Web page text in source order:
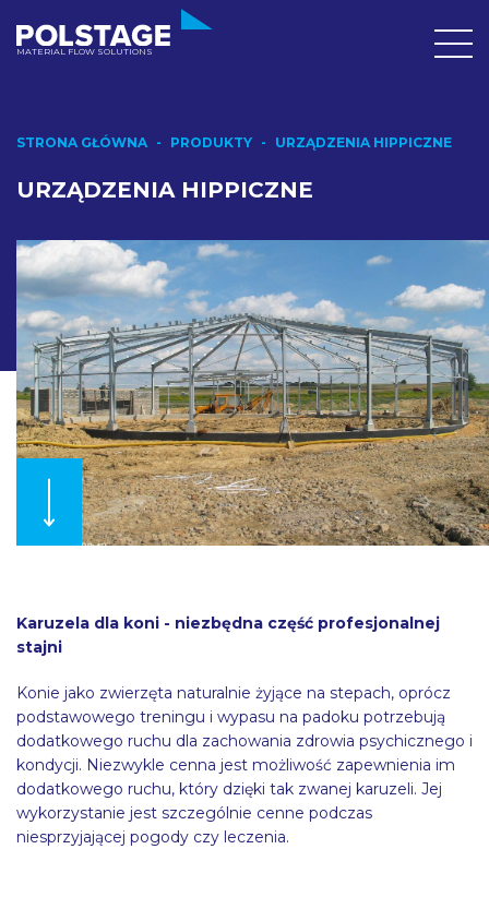
MATERIAL FLOW SOLUTIONS
STRONA GŁÓWNA PRODUKTY URZĄDZENIA HIPPICZNE
URZĄDZENIA HIPPICZNE
Karuzela dla koni - niezbędna część profesjonalnej
stajni
Konie jako zwierzęta naturalnie żyjące na stepach, oprócz
podstawowego treningu i wypasu na padoku potrzebują
dodatkowego ruchu dla zachowania zdrowia psychicznego i
kondycji. Niezwykle cenna jest możliwość zapewnienia im
dodatkowego ruchu, który dzięki tak zwanej karuzeli. Jej
wykorzystanie jest szczególnie cenne podczas
niesprzyjającej pogody czy leczenia.